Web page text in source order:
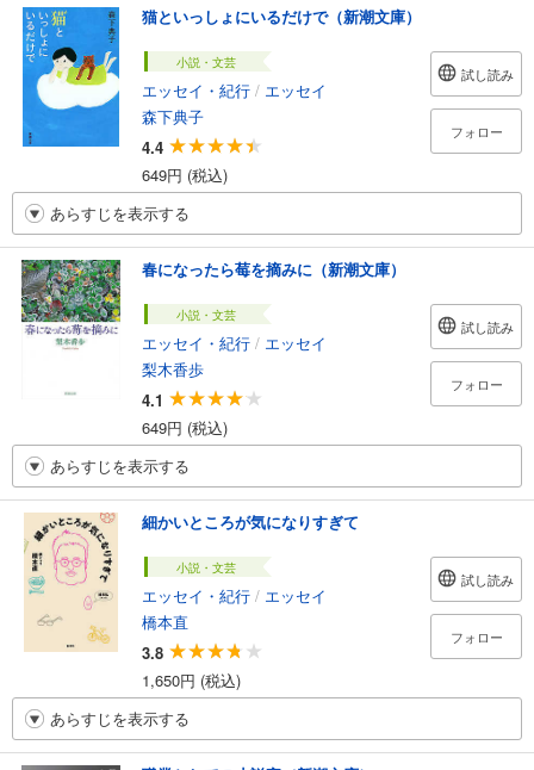
猫といっしょにいるだけで（新潮文庫）
小説・文芸
エッセイ・紀行 / エッセイ
森下典子
4.4
649円 (税込)
試し読み
フォロー
あらすじを表示する
春になったら莓を摘みに（新潮文庫）
小説・文芸
エッセイ・紀行 / エッセイ
梨木香歩
4.1
649円 (税込)
試し読み
フォロー
あらすじを表示する
細かいところが気になりすぎて
小説・文芸
エッセイ・紀行 / エッセイ
橋本直
3.8
1,650円 (税込)
試し読み
フォロー
あらすじを表示する